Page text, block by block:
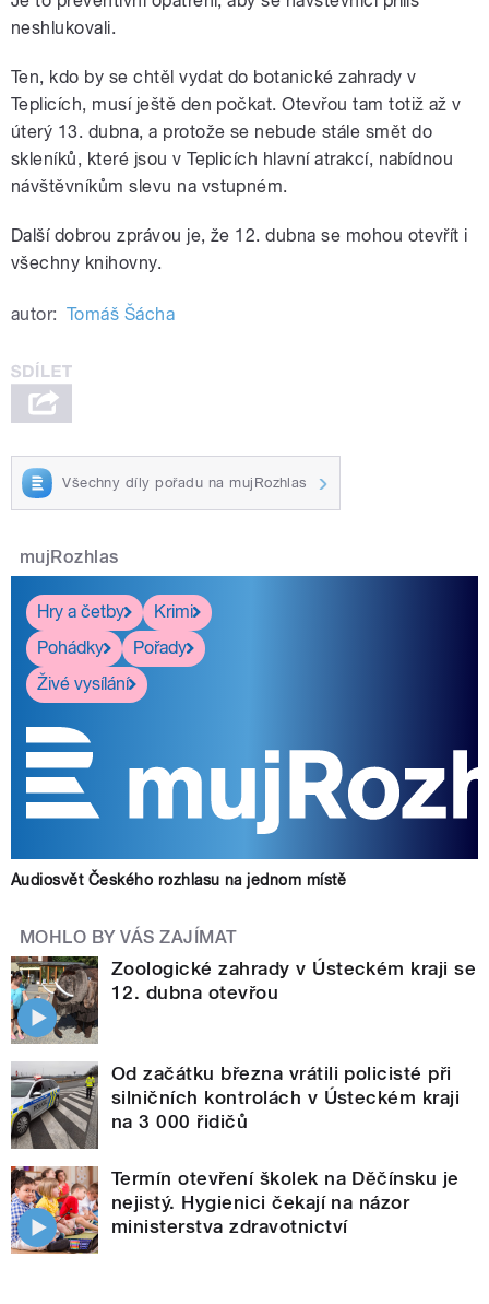
neshlukovali.
Ten, kdo by se chtěl vydat do botanické zahrady v
Teplicích, musí ještě den počkat. Otevřou tam totiž až v
úterý 13. dubna, a protože se nebude stále smět do
skleníků, které jsou v Teplicích hlavní atrakcí, nabídnou
návštěvníkům slevu na vstupném.
Další dobrou zprávou je, že 12. dubna se mohou otevřít i
všechny knihovny.
autor: Tomáš Šácha
Všechny díly pořadu na mujRozhlas
mujRozhlas
Hry a četby
Krimi
Pohádky
Pořady
Živé vysílání
Audiosvět Českého rozhlasu na jednom místě
MOHLO BY VÁS ZAJÍMAT
Zoologické zahrady v Ústeckém kraji se
12. dubna otevřou
Od začátku března vrátili policisté při
silničních kontrolách v Ústeckém kraji
na 3 000 řidičů
Termín otevření školek na Děčínsku je
nejistý. Hygienici čekají na názor
ministerstva zdravotnictví